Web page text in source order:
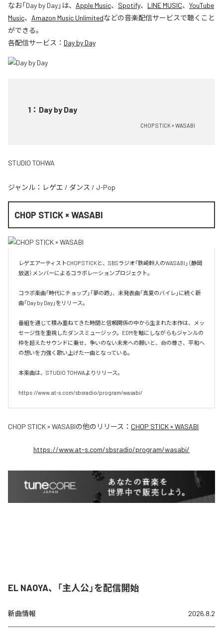
なお「Day by Day」は、 Apple Music、 Spotify、 LINE MUSIC、 YouTube
Music、 Amazon Music Unlimitedなどの音楽配信サービスで聴くこと
ができる。
各配信サービス： Day by Day
1 ： Day by Day
CHOP STICK × WASABI
STUDIO TOHWA
ジャンル： レゲエ / ダンス / J-Pop
CHOP STICK × WASABI
レゲエアーティストCHOP STICKと、SBSラジオ「鉄崎幹人のWASABI」（静岡
放送）メンバーによるコラボレーションプロジェクト。
コラボ楽曲「時代にチョップ」「夢の跡」、未発表曲「真夏のバイレ」に続く新
曲「Day by Day」をリリース。
番組を通じて積み重ねてきた時間と信頼関係の中から生まれた本作は、メッ
セージ性を重視したダンスミュージック。EDMを軸にしながらもジャンルの
枠を超えたサウンドに乗せ、争いのない未来への願いと、命の尊さ、平和へ
の想いを力強く歌い上げた一曲となっている。
本楽曲は、STUDIO TOHWAよりリリース。
CHOP STICK × WASABIの他のリリース： CHOP STICK × WASABI
https://www.at-s.com/sbsradio/program/wasabi/
EL NAOYA、「主人公」を配信開始
新曲情報 2026.8.2